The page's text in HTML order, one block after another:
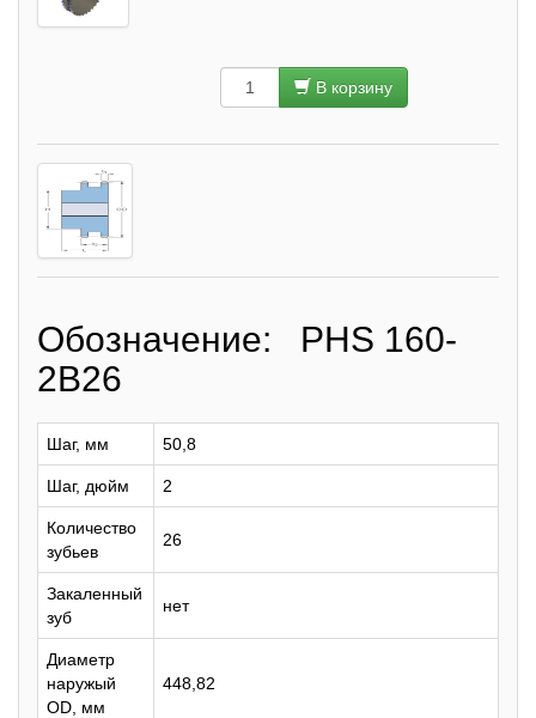
В корзину
Обозначение: PHS 160-
2B26
Шаг, мм 50,8
Шаг, дюйм 2
Количество
зубьев
26
Закаленный
зуб
нет
Диаметр
наружый
OD, мм
448,82